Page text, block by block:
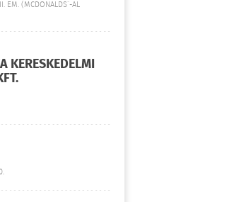
EM. (MCDONALDS´-AL
KERESKEDELMI